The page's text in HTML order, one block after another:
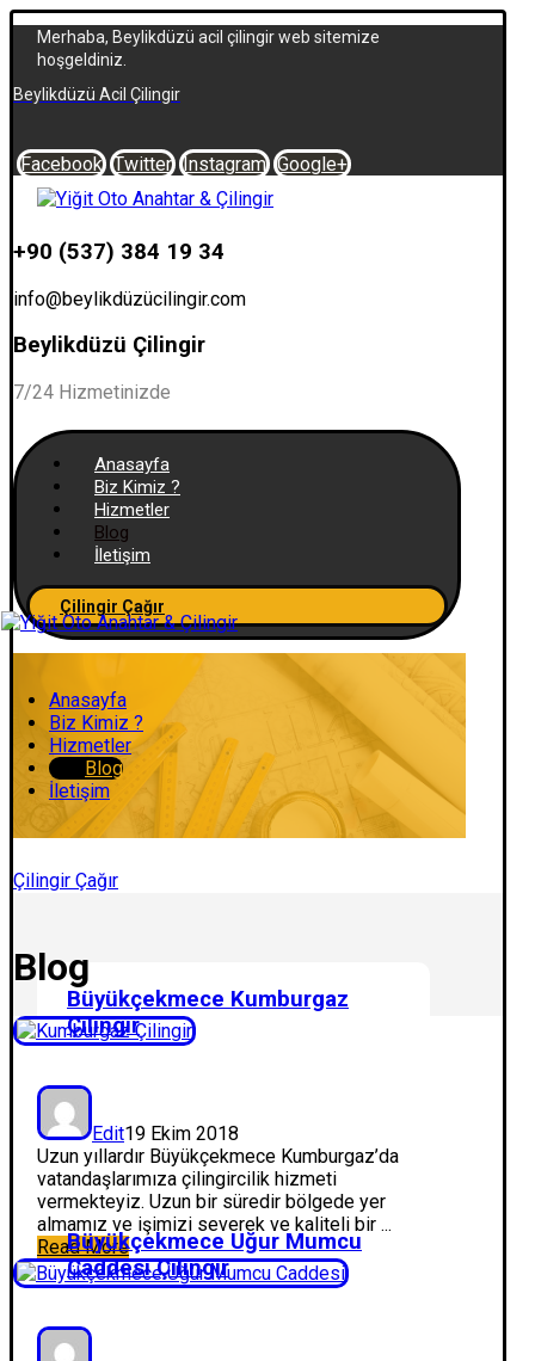
Merhaba, Beylikdüzü acil çilingir web sitemize
hoşgeldiniz.
Beylikdüzü Acil Çilingir
Facebook Twitter Instagram Google+
+90 (537) 384 19 34
info@beylikdüzücilingir.com
Beylikdüzü Çilingir
7/24 Hizmetinizde
Anasayfa
Biz Kimiz ?
Hizmetler
Blog
İletişim
Çilingir Çağır
Anasayfa
Biz Kimiz ?
Hizmetler
Blog
İletişim
Çilingir Çağır
Blog
Büyükçekmece Kumburgaz
Çilingir
Edit19 Ekim 2018
Uzun yıllardır Büyükçekmece Kumburgaz’da
vatandaşlarımıza çilingircilik hizmeti
vermekteyiz. Uzun bir süredir bölgede yer
almamız ve işimizi severek ve kaliteli bir ...
Read More
Büyükçekmece Uğur Mumcu
Caddesi Çilingir